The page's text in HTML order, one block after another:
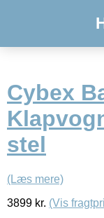
Cybex
stel
(Læs mere)
3899 kr. (Vis